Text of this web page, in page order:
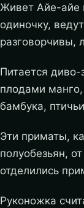
Живет Айе-айе
одиночку,
разговорчивы,
Питается
плодами
бамбука,
Эти приматы,
полуобезьян,
отделились
Руконожка